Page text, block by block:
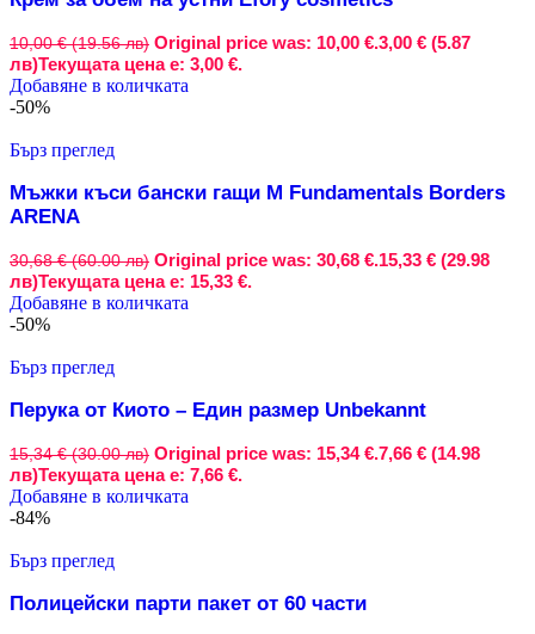
10,00 € (19.56 лв) Original price was: 10,00 €.3,00 € (5.87
лв)Текущата цена е: 3,00 €.
Добавяне в количката
-50%
Бърз преглед
Мъжки къси бански гащи M Fundamentals Borders
ARENA
30,68 € (60.00 лв) Original price was: 30,68 €.15,33 € (29.98
лв)Текущата цена е: 15,33 €.
Добавяне в количката
-50%
Бърз преглед
Перука от Киото – Един размер Unbekannt
15,34 € (30.00 лв) Original price was: 15,34 €.7,66 € (14.98
лв)Текущата цена е: 7,66 €.
Добавяне в количката
-84%
Бърз преглед
Полицейски парти пакет от 60 части